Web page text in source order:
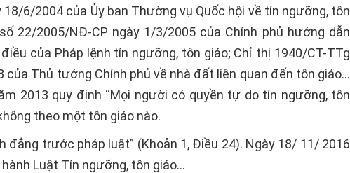
18/6/2004 của Ủy ban Thường vụ Quốc hội về tín ngưỡng, tôn
22/2005/NÐ-CP ngày 1/3/2005 của Chính phủ hướng dẫn
của Pháp lệnh tín ngưỡng, tôn giáo; Chỉ thị 1940/CT-TTg
của Thủ tướng Chính phủ về nhà đất liên quan đến tôn giáo…
2013 quy định “Mọi người có quyền tự do tín ngưỡng, tôn
theo một tôn giáo nào.
đẳng trước pháp luật” (Khoản 1, Ðiều 24). Ngày 18/ 11/ 2016
Luật Tín ngưỡng, tôn giáo…